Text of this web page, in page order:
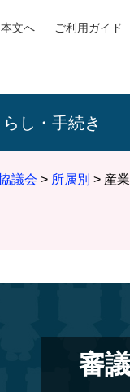
本文へ ご利用ガイド
らし・手続き
議会 > 所属別 > 産
審